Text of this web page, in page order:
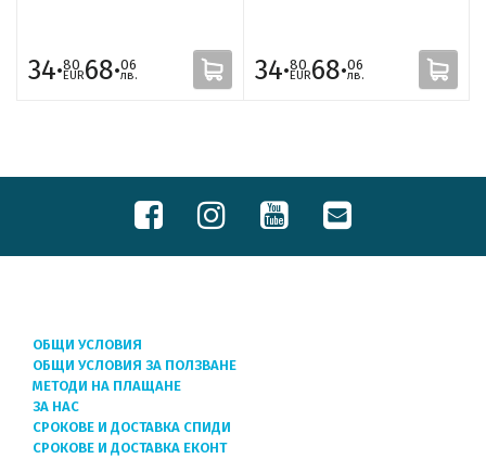
34·80
EUR68·06
лв. 34·80
EUR68·06
лв.
ОБЩИ УСЛОВИЯ
ОБЩИ УСЛОВИЯ ЗА ПОЛЗВАНЕ
МЕТОДИ НА ПЛАЩАНЕ
ЗА НАС
СРОКОВЕ И ДОСТАВКА СПИДИ
СРОКОВЕ И ДОСТАВКА ЕКОНТ